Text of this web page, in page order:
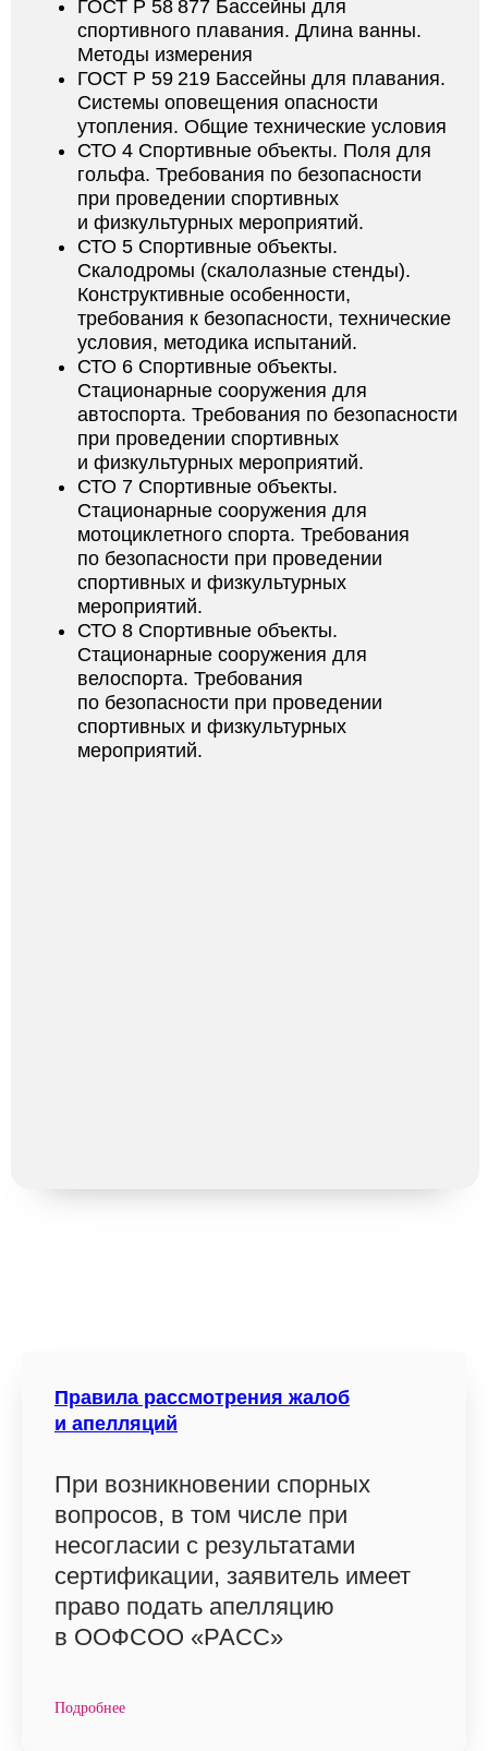
ГОСТ Р 58 877 Бассейны для
спортивного плавания. Длина ванны.
Методы измерения
ГОСТ Р 59 219 Бассейны для плавания.
Системы оповещения опасности
утопления. Общие технические условия
СТО 4 Спортивные объекты. Поля для
гольфа. Требования по безопасности
при проведении спортивных
и физкультурных мероприятий.
СТО 5 Спортивные объекты.
Скалодромы (скалолазные стенды).
Конструктивные особенности,
требования к безопасности, технические
условия, методика испытаний.
СТО 6 Спортивные объекты.
Стационарные сооружения для
автоспорта. Требования по безопасности
при проведении спортивных
и физкультурных мероприятий.
СТО 7 Спортивные объекты.
Стационарные сооружения для
мотоциклетного спорта. Требования
по безопасности при проведении
спортивных и физкультурных
мероприятий.
СТО 8 Спортивные объекты.
Стационарные сооружения для
велоспорта. Требования
по безопасности при проведении
спортивных и физкультурных
мероприятий.
Правила рассмотрения жалоб
и апелляций
При возникновении спорных
вопросов, в том числе при
несогласии с результатами
сертификации, заявитель имеет
право подать апелляцию
в ООФСОО «РАСС»
Подробнее